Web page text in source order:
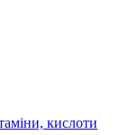
кислоти